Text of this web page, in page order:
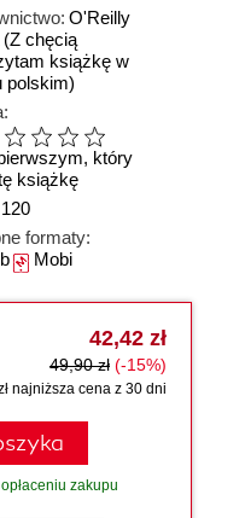
O'Reilly
(Z chęcią
książkę w
polskim)
który
książkę
120
formaty:
Mobi
42,42 zł
49,90 zł (-15%)
najniższa cena z 30 dni
zakupu